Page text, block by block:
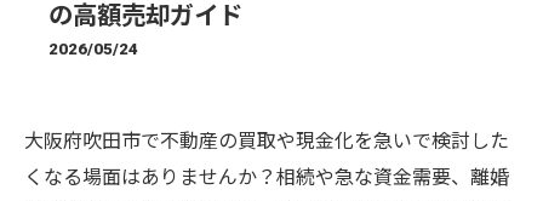
の高額売却ガイド
2026/05/24
大阪府吹田市で不動産の買取や現金化を急いで検討した
くなる場面はありませんか？相続や急な資金需要、離婚